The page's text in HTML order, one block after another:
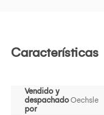
Características
Vendido y
despachado
por
Oechsle